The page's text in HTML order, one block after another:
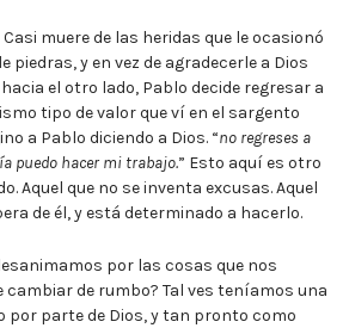
muere de las heridas que le ocasionó
y en vez de agradecerle a Dios
el otro lado, Pablo decide regresar a
tipo de valor que ví en el sargento
a Pablo diciendo a Dios. “no regreses a
puedo hacer mi trabajo.” Esto aquí es otro
Aquel que no se inventa excusas. Aquel
de él, y está determinado a hacerlo.
por las cosas que nos
cambiar de rumbo? Tal ves teníamos una
por parte de Dios, y tan pronto como